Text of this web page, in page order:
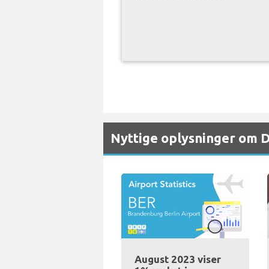
Nyttige oplysninger om
August 2023 viser